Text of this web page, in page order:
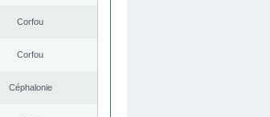
Corfou
Corfou
Céphalonie